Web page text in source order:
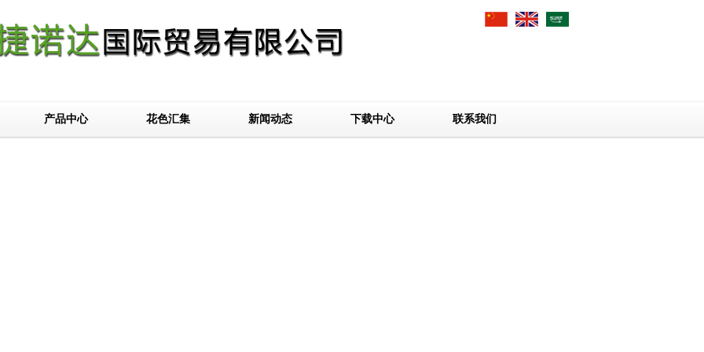
产品中心 花色汇集 新闻动态 下载中心 联系我们